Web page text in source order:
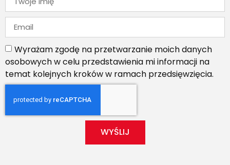
Wyrażam zgodę na przetwarzanie moich danych
osobowych w celu przedstawienia mi informacji na
temat kolejnych kroków w ramach przedsięwzięcia.
WYŚLIJ